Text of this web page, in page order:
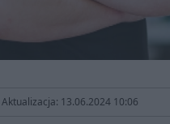
Aktualizacja: 13.06.2024 10:06